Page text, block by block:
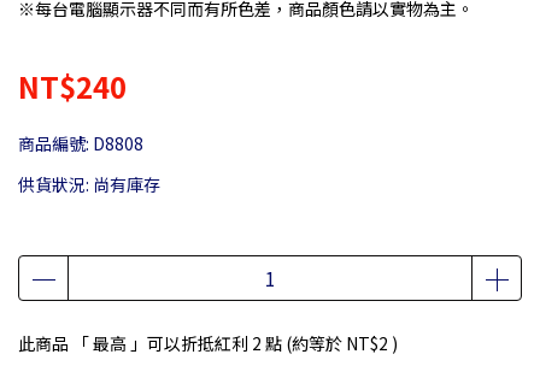
※每台電腦顯示器不同而有所色差，商品顏色請以實物為主。
NT$240
商品編號: D8808
供貨狀況: 尚有庫存
此商品 「 最高 」可以折抵紅利 2 點 (約等於 NT$2 )